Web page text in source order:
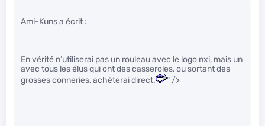
Ami-Kuns a écrit :
En vérité n’utiliserai pas un rouleau avec le logo nxi, mais un
avec tous les élus qui ont des casseroles, ou sortant des
grosses conneries, achèterai direct.
" />